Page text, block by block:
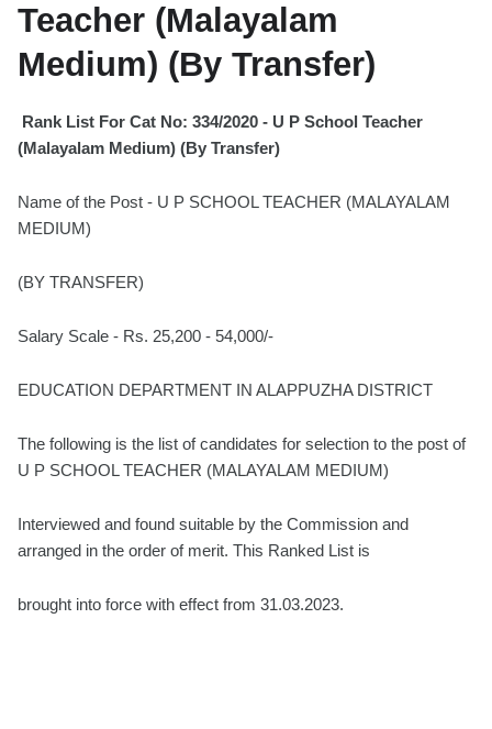
Teacher (Malayalam
Medium) (By Transfer)
Rank List For Cat No: 334/2020 - U P School Teacher
(Malayalam Medium) (By Transfer)
Name of the Post - U P SCHOOL TEACHER (MALAYALAM
MEDIUM)
(BY TRANSFER)
Salary Scale - Rs. 25,200 - 54,000/-
EDUCATION DEPARTMENT IN ALAPPUZHA DISTRICT
The following is the list of candidates for selection to the post of
U P SCHOOL TEACHER (MALAYALAM MEDIUM)
Interviewed and found suitable by the Commission and
arranged in the order of merit. This Ranked List is
brought into force with effect from 31.03.2023.